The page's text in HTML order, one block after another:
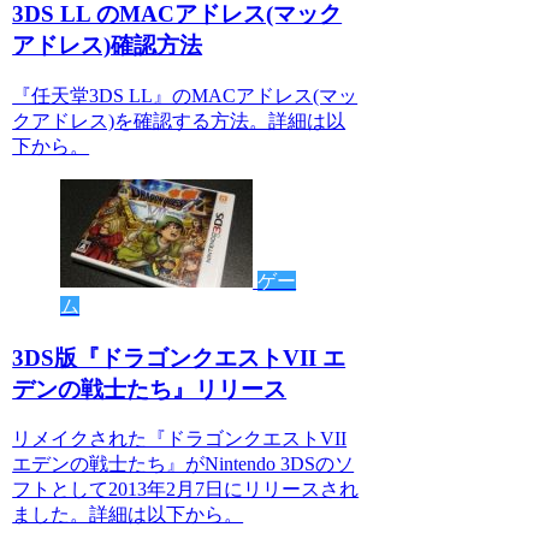
3DS LL のMACアドレス(マック
アドレス)確認方法
『任天堂3DS LL』のMACアドレス(マッ
クアドレス)を確認する方法。詳細は以
下から。
ゲー
ム
3DS版『ドラゴンクエストVII エ
デンの戦士たち』リリース
リメイクされた『ドラゴンクエストVII
エデンの戦士たち』がNintendo 3DSのソ
フトとして2013年2月7日にリリースされ
ました。詳細は以下から。